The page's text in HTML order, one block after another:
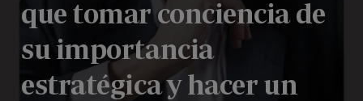
CO
que tomar conciencia de
su importancia
estratégica y hacer un